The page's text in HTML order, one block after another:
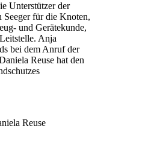
Unterstützer der
Seeger für die Knoten,
und Gerätekunde,
Anja
bei dem Anruf der
Reuse hat den
Reuse